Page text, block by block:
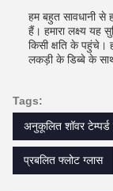
हम बहुत सावधानी से
हैं। हमारा लक्ष्य यह
किसी क्षति के पहुंचे।
लकड़ी के डिब्बे के
Tags:
अनुकूलित शॉवर टेम्पर्ड
प्रबलित फ्लोट ग्लास